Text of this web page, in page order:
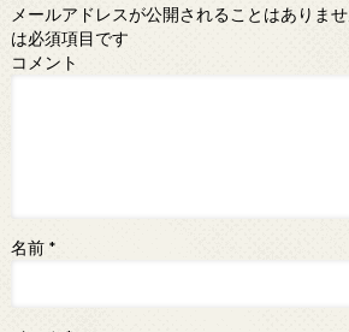
メールアドレスが公開されることはありませ
は必須項目です
コメント
名前 *